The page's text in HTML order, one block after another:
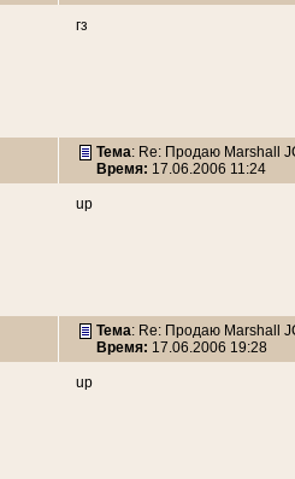
гз
Тема: Re: Продаю Marshall
Время: 17.06.2006 11:24
up
Тема: Re: Продаю Marshall
Время: 17.06.2006 19:28
up